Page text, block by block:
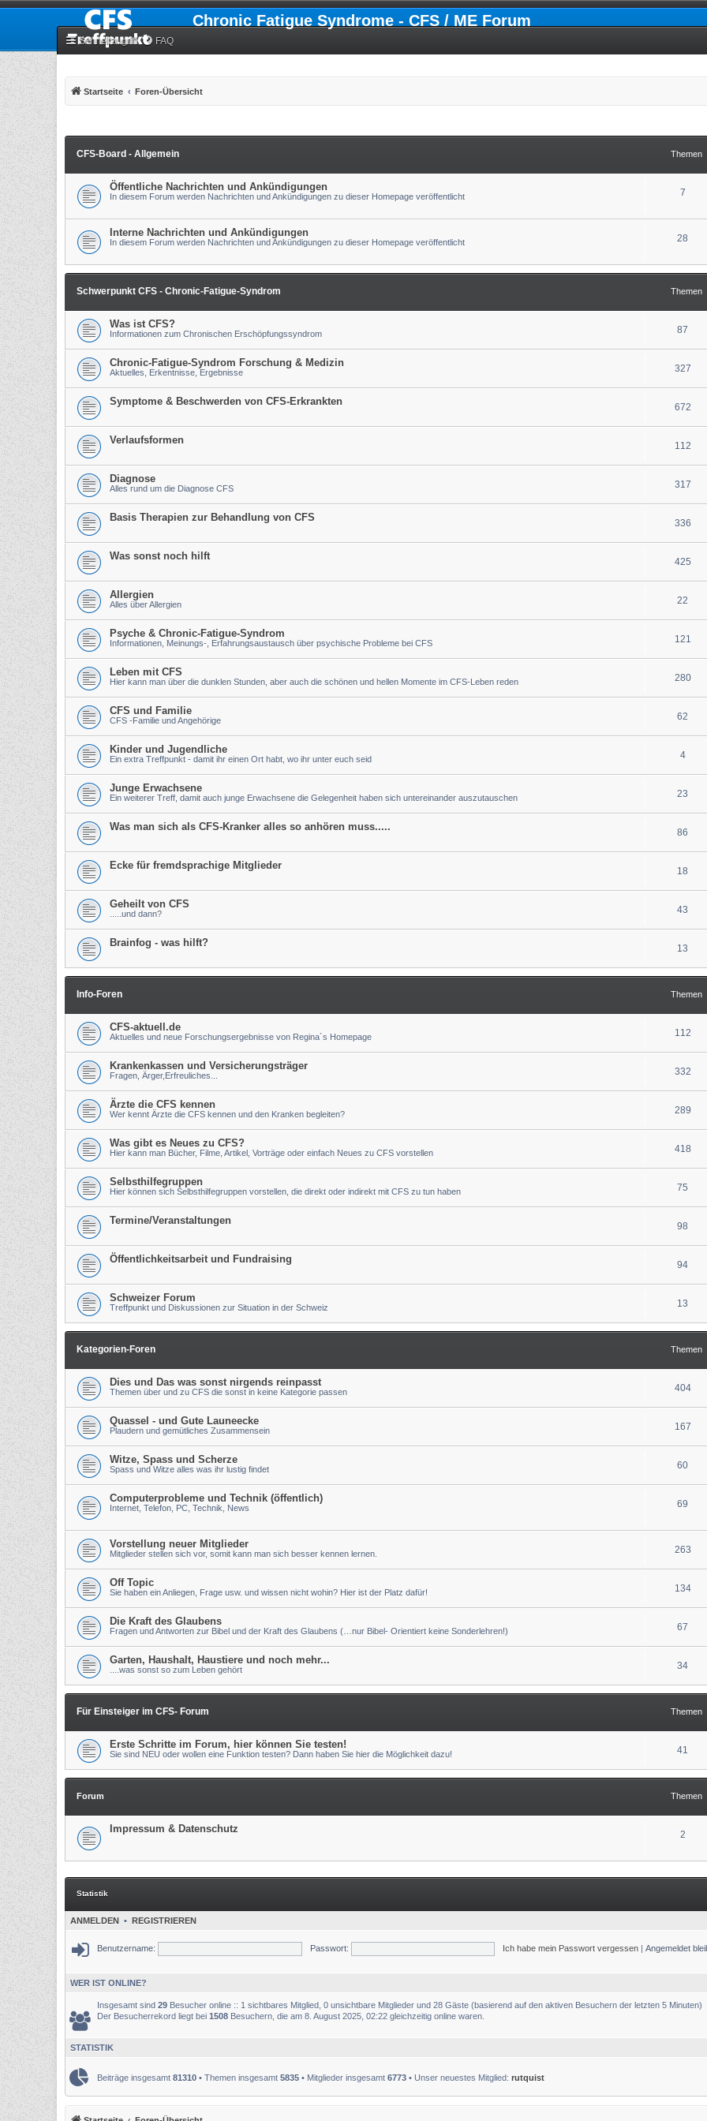
Chronic Fatigue Syndrome - CFS / ME Forum
Schnellzugriff FAQ
Startseite Foren-Übersicht
CFS-Board - Allgemein Themen
Öffentliche Nachrichten und Ankündigungen
In diesem Forum werden Nachrichten und Ankündigungen zu dieser Homepage veröffentlicht 7
Interne Nachrichten und Ankündigungen
In diesem Forum werden Nachrichten und Ankündigungen zu dieser Homepage veröffentlicht 28
Schwerpunkt CFS - Chronic-Fatigue-Syndrom Themen
Was ist CFS?
Informationen zum Chronischen Erschöpfungssyndrom 87
Chronic-Fatigue-Syndrom Forschung & Medizin
Aktuelles, Erkentnisse, Ergebnisse 327
Symptome & Beschwerden von CFS-Erkrankten 672
Verlaufsformen 112
Diagnose
Alles rund um die Diagnose CFS 317
Basis Therapien zur Behandlung von CFS 336
Was sonst noch hilft 425
Allergien
Alles über Allergien 22
Psyche & Chronic-Fatigue-Syndrom
Informationen, Meinungs-, Erfahrungsaustausch über psychische Probleme bei CFS 121
Leben mit CFS
Hier kann man über die dunklen Stunden, aber auch die schönen und hellen Momente im CFS-Leben reden 280
CFS und Familie
CFS -Familie und Angehörige 62
Kinder und Jugendliche
Ein extra Treffpunkt - damit ihr einen Ort habt, wo ihr unter euch seid 4
Junge Erwachsene
Ein weiterer Treff, damit auch junge Erwachsene die Gelegenheit haben sich untereinander auszutauschen 23
Was man sich als CFS-Kranker alles so anhören muss..... 86
Ecke für fremdsprachige Mitglieder 18
Geheilt von CFS
.....und dann? 43
Brainfog - was hilft? 13
Info-Foren Themen
CFS-aktuell.de
Aktuelles und neue Forschungsergebnisse von Regina´s Homepage 112
Krankenkassen und Versicherungsträger
Fragen, Ärger,Erfreuliches... 332
Ärzte die CFS kennen
Wer kennt Ärzte die CFS kennen und den Kranken begleiten? 289
Was gibt es Neues zu CFS?
Hier kann man Bücher, Filme, Artikel, Vorträge oder einfach Neues zu CFS vorstellen 418
Selbsthilfegruppen
Hier können sich Selbsthilfegruppen vorstellen, die direkt oder indirekt mit CFS zu tun haben 75
Termine/Veranstaltungen 98
Öffentlichkeitsarbeit und Fundraising 94
Schweizer Forum
Treffpunkt und Diskussionen zur Situation in der Schweiz 13
Kategorien-Foren Themen
Dies und Das was sonst nirgends reinpasst
Themen über und zu CFS die sonst in keine Kategorie passen 404
Quassel - und Gute Launeecke
Plaudern und gemütliches Zusammensein 167
Witze, Spass und Scherze
Spass und Witze alles was ihr lustig findet 60
Computerprobleme und Technik (öffentlich)
Internet, Telefon, PC, Technik, News 69
Vorstellung neuer Mitglieder
Mitglieder stellen sich vor, somit kann man sich besser kennen lernen. 263
Off Topic
Sie haben ein Anliegen, Frage usw. und wissen nicht wohin? Hier ist der Platz dafür! 134
Die Kraft des Glaubens
Fragen und Antworten zur Bibel und der Kraft des Glaubens (…nur Bibel- Orientiert keine Sonderlehren!) 67
Garten, Haushalt, Haustiere und noch mehr...
....was sonst so zum Leben gehört 34
Für Einsteiger im CFS- Forum Themen
Erste Schritte im Forum, hier können Sie testen!
Sie sind NEU oder wollen eine Funktion testen? Dann haben Sie hier die Möglichkeit dazu! 41
Forum Themen
Impressum & Datenschutz 2
Statistik
ANMELDEN • REGISTRIEREN
Benutzername: Passwort: Ich habe mein Passwort vergessen | Angemeldet
WER IST ONLINE?
Insgesamt sind 29 Besucher online :: 1 sichtbares Mitglied, 0 unsichtbare Mitglieder und 28 Gäste (basierend auf den aktiven Besuchern der letzten 5 Minuten)
Der Besucherrekord liegt bei 1508 Besuchern, die am 8. August 2025, 02:22 gleichzeitig online waren.
STATISTIK
Beiträge insgesamt 81310 • Themen insgesamt 5835 • Mitglieder insgesamt 6773 • Unser neuestes Mitglied: rutquist